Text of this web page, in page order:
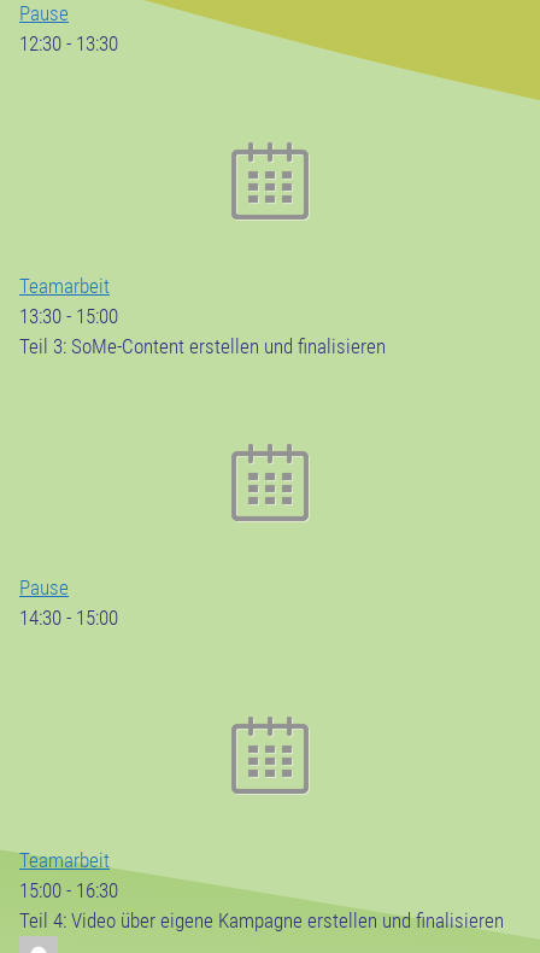
Pause
12:30 - 13:30
Teamarbeit
13:30 - 15:00
Teil 3: SoMe-Content erstellen und finalisieren
Pause
14:30 - 15:00
Teamarbeit
15:00 - 16:30
Teil 4: Video über eigene Kampagne erstellen und finalisieren